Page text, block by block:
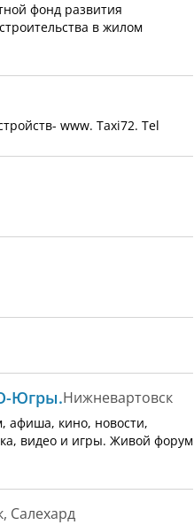
фонд развития
в жилом
www. Taxi72. Tel
Югры.Нижневартовск
афиша, кино, новости,
видео и игры. Живой форум
Салехард